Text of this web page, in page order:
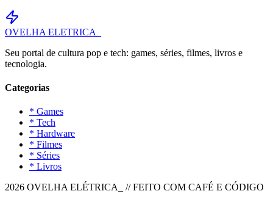
OVELHA ELETRICA_
Seu portal de cultura pop e tech: games, séries, filmes, livros e
tecnologia.
Categorias
* Games
* Tech
* Hardware
* Filmes
* Séries
* Livros
2026 OVELHA ELÉTRICA_ // FEITO COM CAFÉ E CÓDIGO